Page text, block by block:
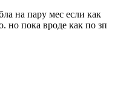
на пару мес если как
но пока вроде как по зп